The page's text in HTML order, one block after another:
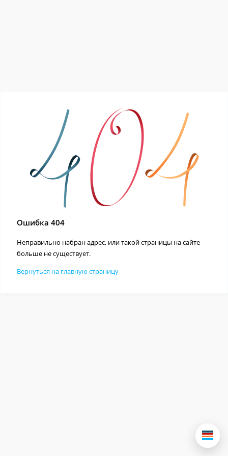
Ошибка 404
Неправильно набран адрес, или такой страницы на сайте
больше не существует.
Вернуться на главную страницу